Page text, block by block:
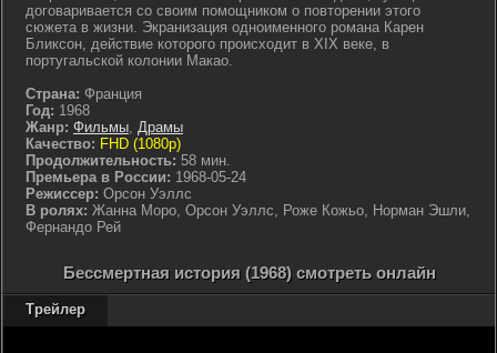
договаривается со своим помощником о повторении этого
сюжета в жизни. Экранизация одноименного романа Карен
Бликсон, действие которого происходит в ХIХ веке, в
португальской колонии Макао.
Страна: Франция
Год: 1968
Жанр: Фильмы, Драмы
Качество: FHD (1080p)
Продолжительность: 58 мин.
Премьера в России: 1968-05-24
Режиссер: Орсон Уэллс
В ролях: Жанна Моро, Орсон Уэллс, Роже Кожьо, Норман Эшли,
Фернандо Рей
Бессмертная история (1968) смотреть онлайн
Трейлер